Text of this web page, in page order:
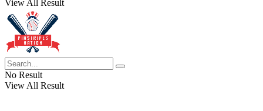
View All Result
No Result
View All Result